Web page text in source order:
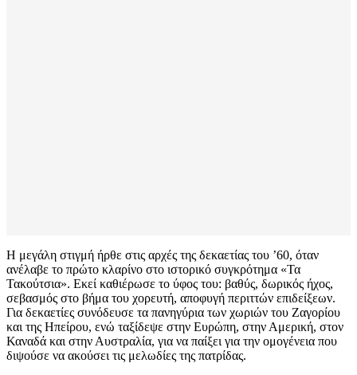
Η μεγάλη στιγμή ήρθε στις αρχές της δεκαετίας του ’60, όταν
ανέλαβε το πρώτο κλαρίνο στο ιστορικό συγκρότημα «Τα
Τακούτσια». Εκεί καθιέρωσε το ύφος του: βαθύς, δωρικός ήχος,
σεβασμός στο βήμα του χορευτή, αποφυγή περιττών επιδείξεων.
Για δεκαετίες συνόδευσε τα πανηγύρια των χωριών του Ζαγορίου
και της Ηπείρου, ενώ ταξίδεψε στην Ευρώπη, στην Αμερική, στον
Καναδά και στην Αυστραλία, για να παίξει για την ομογένεια που
διψούσε να ακούσει τις μελωδίες της πατρίδας.